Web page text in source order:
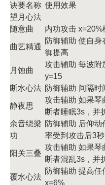
诀要名称 使用效果
望月心法
随意曲
内功攻击
曲艺精通
防御辅助 使自
御提高
月蚀曲
攻击辅助 每波附
y=15
断水心法 防御辅助 间隔时
静夜思
攻击辅助 如果琴
断者睡眠3s，并
余音绕梁
功
防御辅助 后仰
率受到攻击后3
阳关三叠
攻击辅助 如果琴
断者混乱3s，并
覆水心法
防御辅助 提高
x=6%